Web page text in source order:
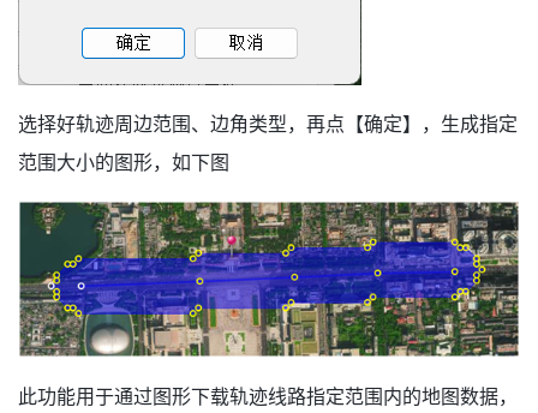
选择好轨迹周边范围、边角类型，再点【确定】，生成指定
范围大小的图形，如下图
此功能用于通过图形下载轨迹线路指定范围内的地图数据，